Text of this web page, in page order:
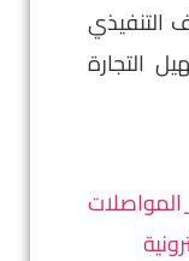
التنفيذي
التجارة